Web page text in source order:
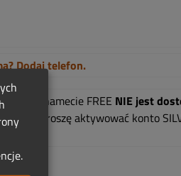
Dodaj telefon.
w abonamecie FREE NIE jest
firma, proszę aktywować konto